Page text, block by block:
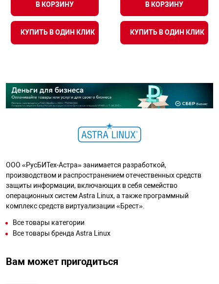
В КОРЗИНУ
КУПИТЬ В ОДИН КЛИК
В КОРЗИНУ
КУПИТЬ В ОДИН КЛИК
ООО «РусБИТех-Астра» занимается разработкой,
производством и распространением отечественных средств
защиты информации, включающих в себя семейство
операционных систем Astra Linux, а также программный
комплекс средств виртуализации «Брест».
Все товары категории
Все товары бренда Astra Linux
Вам может пригодиться